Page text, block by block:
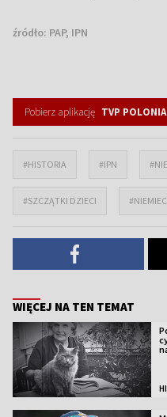
źródło: PAP, IPN
Pobierz aplikację TVP POLONIA
#HISTORIA #IPN
#SZCZĄTKI DZIECI
WIĘCEJ NA TEN TEMAT